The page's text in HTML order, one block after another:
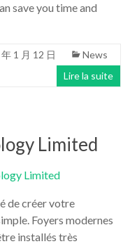
save you time and
1 月 12 日
News
Lire la suite
Limited
de créer votre
Foyers modernes
installés très